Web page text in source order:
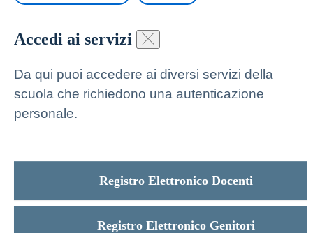
Accedi ai servizi
Da qui puoi accedere ai diversi servizi della
scuola che richiedono una autenticazione
personale.
Registro Elettronico Docenti
Registro Elettronico Genitori